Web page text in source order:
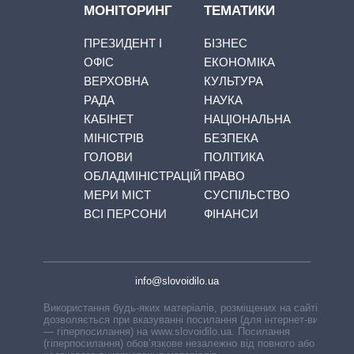
МОНІТОРИНГ
ПРЕЗИДЕНТ І
ОФІС
ВЕРХОВНА
РАДА
КАБІНЕТ
МІНІСТРІВ
ГОЛОВИ
ОБЛАДМІНІСТРАЦІЙ
МЕРИ МІСТ
ВСІ ПЕРСОНИ
ТЕМАТИКИ
БІЗНЕС
ЕКОНОМІКА
КУЛЬТУРА
НАУКА
НАЦІОНАЛЬНА
БЕЗПЕКА
ПОЛІТИКА
ПРАВО
СУСПІЛЬСТВО
ФІНАНСИ
info@slovoidilo.ua
Використання будь-яких матеріалів, розміщених на сайті,
дозволяється при вказуванні посилання (для інтернет-видань
— гіперпосилання) на www.slovoidilo.ua. Посилання
(гіперпосилання) обов’язкове незалежно від повного або